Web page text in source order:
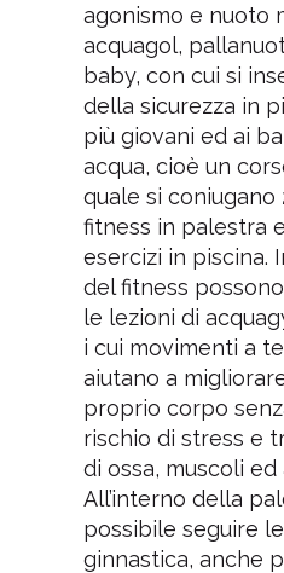
agonismo e nuoto
acquagol,
baby, con cui si
della sicurezza in
più giovani ed ai
acqua, cioè un
quale si coniugano
fitness in palestra
esercizi in piscina.
del fitness
le lezioni di
i cui movimenti a
aiutano a
proprio corpo
rischio di stress e
di ossa, muscoli
All’interno della
possibile seguire
ginnastica, anche